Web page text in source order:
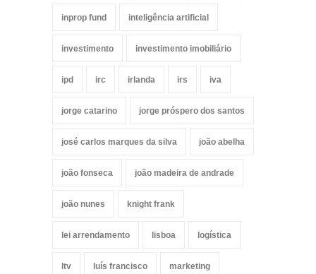
inprop fund inteligência artificial
investimento investimento imobiliário
ipd irc irlanda irs iva
jorge catarino jorge próspero dos santos
josé carlos marques da silva joão abelha
joão fonseca joão madeira de andrade
joão nunes knight frank
lei arrendamento lisboa logística
ltv luís francisco marketing